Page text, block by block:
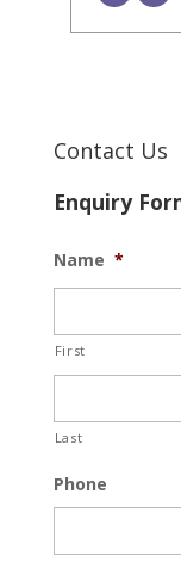
Contact Us
Enquiry
Name *
First
Last
Phone